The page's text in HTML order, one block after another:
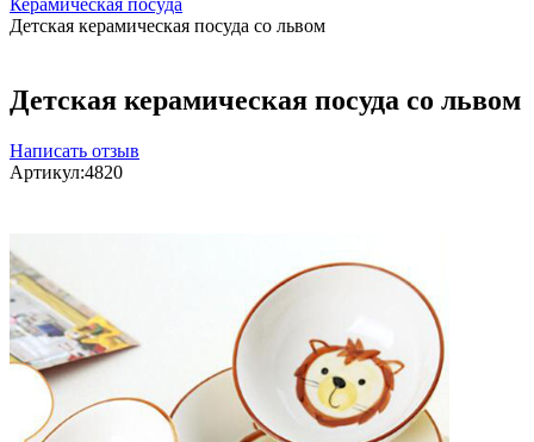
Керамическая посуда
Детская керамическая посуда со львом
Детская керамическая посуда со львом
Написать отзыв
Артикул:4820